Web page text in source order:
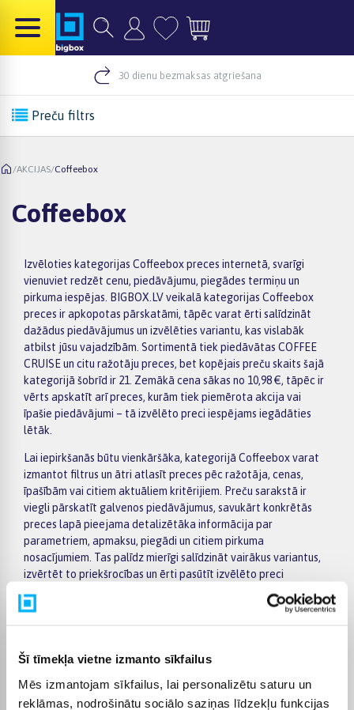
Šī tīmekļa vietne izmanto sīkfailus
Mēs izmantojam sīkfailus, lai personalizētu saturu un
reklāmas, nodrošinātu sociālo saziņas līdzekļu funkcijas
30 dienu bezmaksas atgriešana
Preču filtrs
/AKCIJAS/Coffeebox
Coffeebox
Izvēloties kategorijas Coffeebox preces internetā, svarīgi
vienuviet redzēt cenu, piedāvājumu, piegādes termiņu un
pirkuma iespējas. BIGBOX.LV veikalā kategorijas Coffeebox
preces ir apkopotas pārskatāmi, tāpēc varat ērti salīdzināt
dažādus piedāvājumus un izvēlēties variantu, kas vislabāk
atbilst jūsu vajadzībām. Sortimentā tiek piedāvātas COFFEE
CRUISE un citu ražotāju preces, bet kopējais preču skaits šajā
kategorijā šobrīd ir 21. Zemākā cena sākas no 10,98 €, tāpēc ir
vērts apskatīt arī preces, kurām tiek piemērota akcija vai
īpašie piedāvājumi – tā izvēlēto preci iespējams iegādāties
lētāk.
Lai iepirkšanās būtu vienkāršāka, kategorijā Coffeebox varat
izmantot filtrus un ātri atlasīt preces pēc ražotāja, cenas,
īpašībām vai citiem aktuāliem kritērijiem. Preču sarakstā ir
viegli pārskatīt galvenos piedāvājumus, savukārt konkrētās
preces lapā pieejama detalizētāka informācija par
parametriem, apmaksu, piegādi un citiem pirkuma
nosacījumiem. Tas palīdz mierīgi salīdzināt vairākus variantus,
izvērtēt to priekšrocības un ērti pasūtīt izvēlēto preci
plānot ērtāk, sadalot maksājumu vairākās daļās. Pasūtījumi
tiek piegādāti visā Latvijā: piegāde uz pakomātiem maksā no
2,99 €, bet pasūtījumiem virs 499 € piegāde uz pakomātu ir bez
maksas. Kurjera piegādes cena sākas no 3,99 €. Precīzu